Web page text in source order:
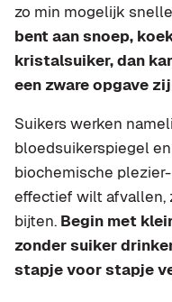
zo min mogelijk
bent aan snoep,
kristalsuiker, dan
een zware opgave
Suikers werken
bloedsuikerspiegel
biochemische
effectief wilt afvallen,
bijten. Begin met
zonder suiker
stapje voor stapje